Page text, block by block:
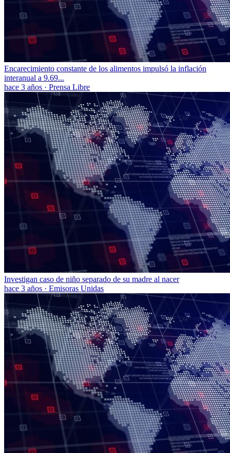
Encarecimiento constante de los alimentos impulsó la inflación
interanual a 9.69...
hace 3 años · Prensa Libre
Investigan caso de niño separado de su madre al nacer
hace 3 años · Emisoras Unidas